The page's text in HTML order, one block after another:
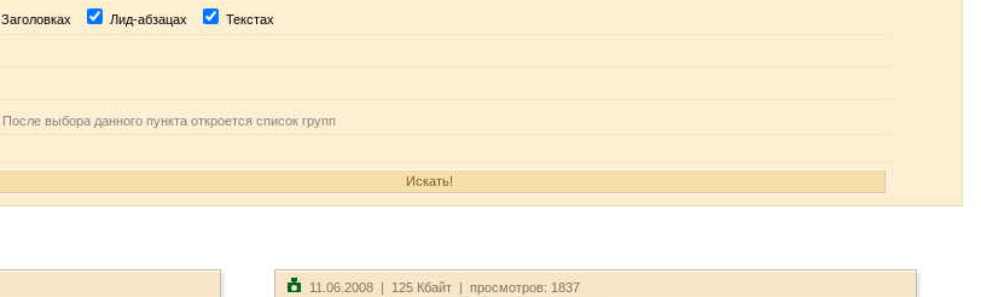
Заголовках Лид-абзацах Текстах
После выбора данного пункта откроется список групп
11.06.2008 | 125 Кбайт | просмотров: 1837